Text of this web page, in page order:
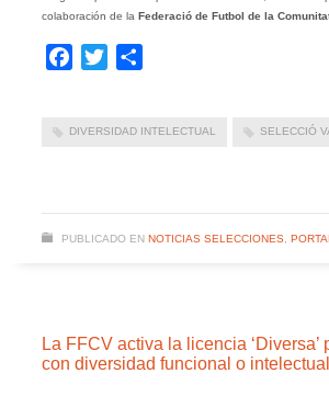
colaboración de laFederació de Futbol de la
Facebook
Twitter
DIVERSIDAD INTELECTUAL SELECCIÓ
PUBLICADO EN NOTICIAS SELECCIONES,
La FFCV activa la licencia ‘Diversa’
con diversidad funcional o intelectual